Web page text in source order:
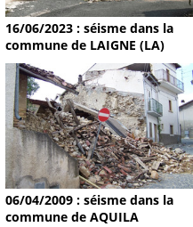
16/06/2023 : séisme dans la
commune de LAIGNE (LA)
06/04/2009 : séisme dans la
commune de AQUILA